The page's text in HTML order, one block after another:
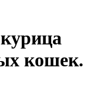
кошек.